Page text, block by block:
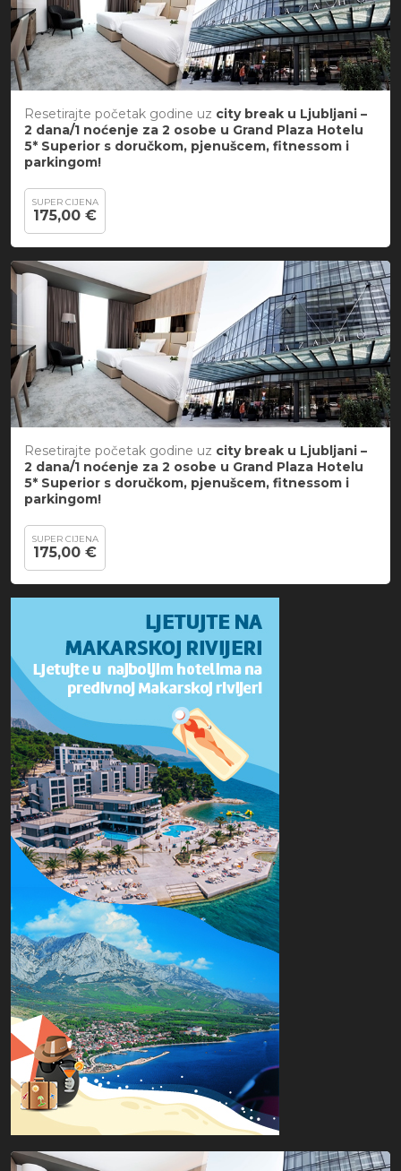
Resetirajte početak godine uz city break u Ljubljani –
2 dana/1 noćenje za 2 osobe u Grand Plaza Hotelu
5* Superior s doručkom, pjenušcem, fitnessom i
parkingom!
SUPER CIJENA
175,00 €
Resetirajte početak godine uz city break u Ljubljani –
2 dana/1 noćenje za 2 osobe u Grand Plaza Hotelu
5* Superior s doručkom, pjenušcem, fitnessom i
parkingom!
SUPER CIJENA
175,00 €